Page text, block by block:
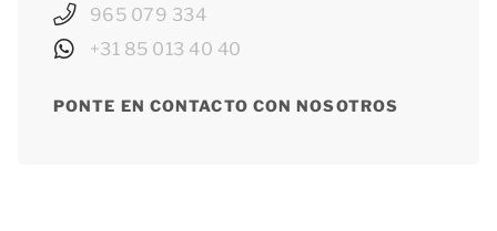
965 079 334
+31 85 013 40 40
PONTE EN CONTACTO CON NOSOTROS